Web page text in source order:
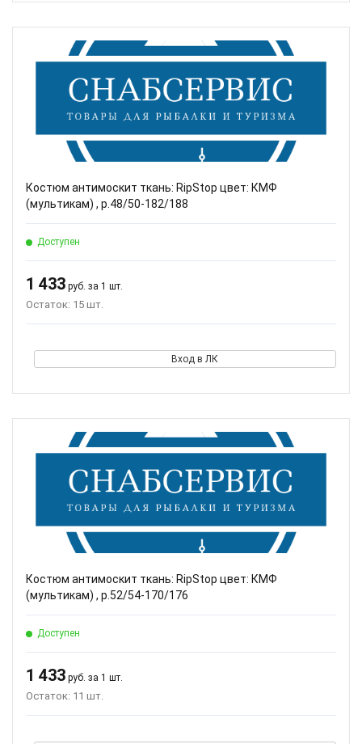
Костюм антимоскит ткань: RipStop цвет: КМФ
(мультикам) , р.48/50-182/188
Доступен
1 433 руб. за 1 шт.
Остаток: 15 шт.
Вход в ЛК
Костюм антимоскит ткань: RipStop цвет: КМФ
(мультикам) , р.52/54-170/176
Доступен
1 433 руб. за 1 шт.
Остаток: 11 шт.